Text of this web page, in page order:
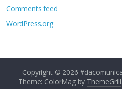
Comments feed
WordPress.org
Copyright © 2026
Theme: ColorMag by ThemeGrill